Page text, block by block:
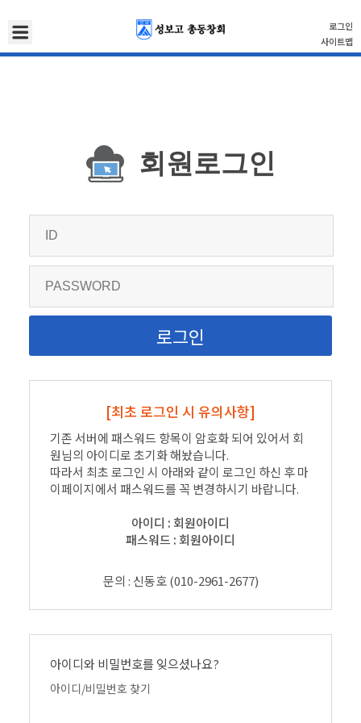
로그인
사이트맵
회원로그인
로그인
[최초 로그인 시 유의사항]
기존 서버에 패스워드 항목이 암호화 되어 있어서 회
원님의 아이디로 초기화 해놨습니다.
따라서 최초 로그인 시 아래와 같이 로그인 하신 후 마
이페이지에서 패스워드를 꼭 변경하시기 바랍니다.
아이디 : 회원아이디
패스워드 : 회원아이디
문의 : 신동호 (010-2961-2677)
아이디와 비밀번호를 잊으셨나요?
아이디/비밀번호 찾기